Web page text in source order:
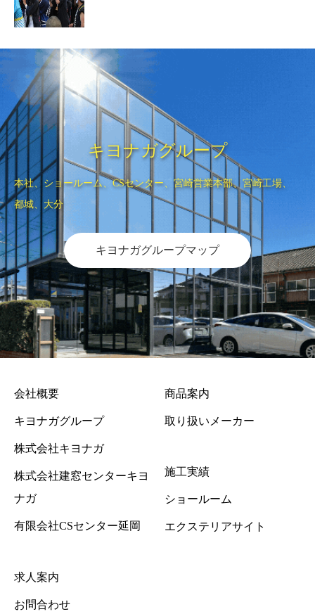
キヨナガグループ
本社、ショールーム、CSセンター、宮崎営業本部、宮崎工場、
都城、大分
キヨナガグループマップ
会社概要
キヨナガグループ
株式会社キヨナガ
株式会社建窓センターキヨ
ナガ
有限会社CSセンター延岡
商品案内
取り扱いメーカー
施工実績
ショールーム
エクステリアサイト
求人案内
お問合わせ